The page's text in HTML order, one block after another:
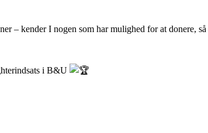
– kender I nogen som har mulighed for at donere,
i B&U